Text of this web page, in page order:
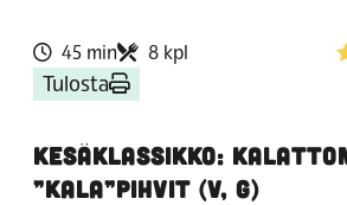
45 min 8 kpl
Tulosta
KESÄKLASSIKKO:
”KALA”PIHVIT (V, G)